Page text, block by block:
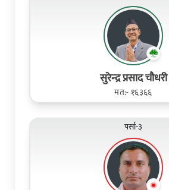
सुरेन्‍द्र प्रसाद चौधरी
मत:- १६३६६
पर्सा-३